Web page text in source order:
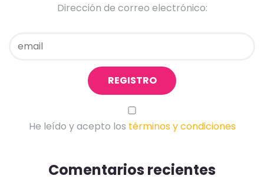
Dirección de correo electrónico:
He leído y acepto los términos y condiciones
Comentarios recientes